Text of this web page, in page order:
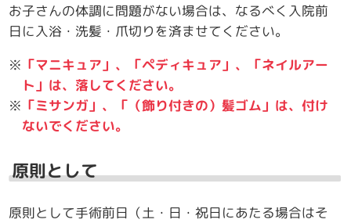
お子さんの体調に問題がない場合は、なるべく入院前
日に入浴・洗髪・爪切りを済ませてください。
※ 「マニキュア」、 「ペディキュア」、 「ネイルアー
ト」は、落してください。
※ 「ミサンガ」、「（飾り付きの）髪ゴム」は、付け
ないでください。
原則として
原則として手術前日（土・日・祝日にあたる場合はそ